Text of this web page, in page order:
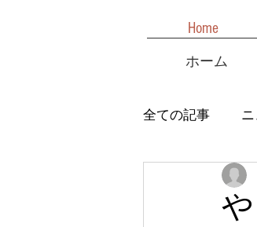
ホーム
Home
全ての記事